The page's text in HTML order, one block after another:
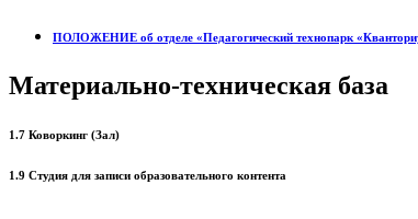
ПОЛОЖЕНИЕ об отделе «Педагогический технопарк
Материально-техническая база
1.7 Коворкинг (Зал)
1.9 Студия для записи образовательного контента